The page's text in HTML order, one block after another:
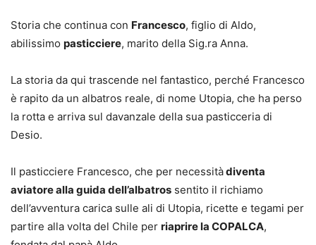
Storia che continua con Francesco, figlio di Aldo,
abilissimo pasticciere, marito della Sig.ra Anna.
La storia da qui trascende nel fantastico, perché Francesco
è rapito da un albatros reale, di nome Utopia, che ha perso
la rotta e arriva sul davanzale della sua pasticceria di
Desio.
Il pasticciere Francesco, che per necessitàdiventa
aviatore alla guida dell’albatros sentito il richiamo
dell’avventura carica sulle ali di Utopia, ricette e tegami per
partire alla volta del Chile per riaprire la COPALCA,